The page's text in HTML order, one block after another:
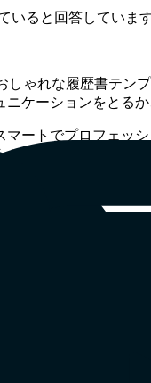
いると回答しています
ゃれな履歴書テン
ケーションをとる
ートでプロフェ
？
をします。
「無理に奇抜であ
オンラインで共同
うに設計されてい
「無理に奇抜であ